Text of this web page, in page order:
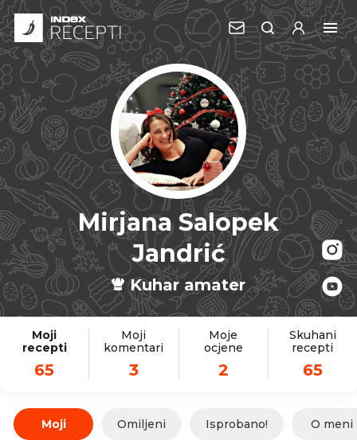
Mirjana Salopek
Jandrić
Kuhar amater
Moji
recepti
65
Moji
komentari
3
Moje
ocjene
2
Skuhani
recepti
65
Moji Omiljeni Isprobano! O meni